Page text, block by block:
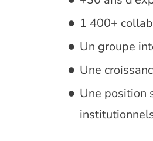
1 400+
Un groupe
Une
Une position